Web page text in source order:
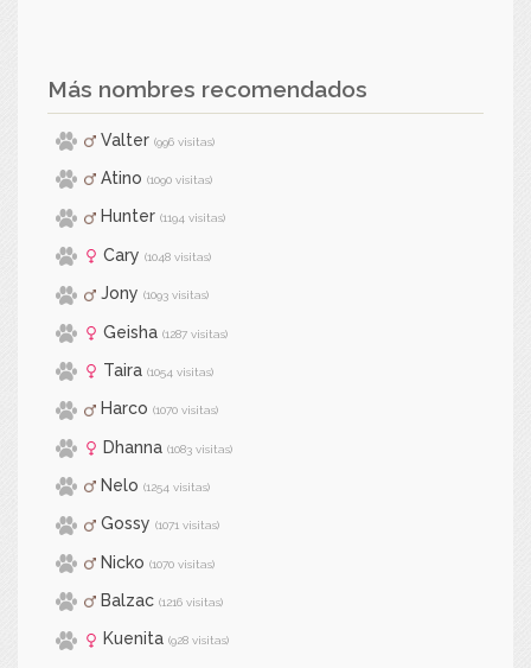
Más nombres recomendados
Valter (996 visitas)
Atino (1090 visitas)
Hunter (1194 visitas)
Cary (1048 visitas)
Jony (1093 visitas)
Geisha (1287 visitas)
Taira (1054 visitas)
Harco (1070 visitas)
Dhanna (1083 visitas)
Nelo (1254 visitas)
Gossy (1071 visitas)
Nicko (1070 visitas)
Balzac (1216 visitas)
Kuenita (928 visitas)